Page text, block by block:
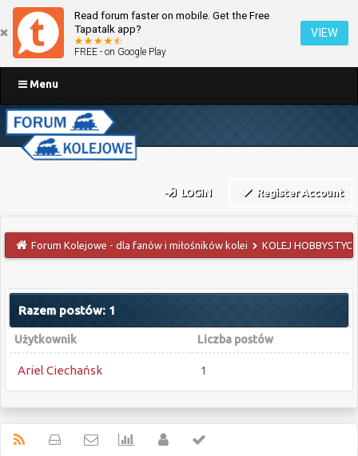
Read forum faster on mobile. Get the Free
Tapatalk app?
FREE - on Google Play
VIEW
Menu
LOGIN Register Account
Forum Kolejowe - dla fanów i miłośników kolei KOLEJ
Razem postów: 1
Użytkownik Liczba postów
Ariel Ciechańsk 1